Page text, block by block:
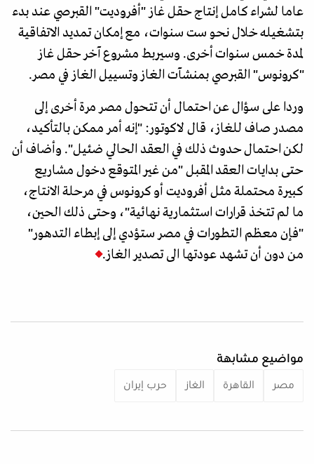
عاما لشراء كامل إنتاج حقل غاز "أفروديت" القبرصي عند بدء
بتشغيله خلال نحو ست سنوات، مع إمكان تمديد الاتفاقية
لمدة خمس سنوات أخرى. وسيربط مشروع آخر حقل غاز
"كرونوس" القبرصي بمنشآت الغاز وتسييل الغاز في مصر.
وردا على سؤال عن احتمال أن تتحول مصر مرة أخرى إلى
مصدر صاف للغاز، قال لاكوتور: "إنه أمر ممكن بالتأكيد،
لكن احتمال حدوث ذلك في العقد الحالي ضئيل". وأضاف أن
حتى بدايات العقد المقبل "من غير المتوقع دخول مشاريع
كبيرة محتملة مثل أفروديت أو كرونوس في مرحلة الانتاج،
ما لم تتخذ قرارات استثمارية نهائية"، وحتى ذلك الحين،
"فإن معظم التطورات في مصر ستؤدي إلى إبطاء التدهور"
من دون أن تشهد عودتها الى تصدير الغاز.
مواضيع مشابهة
مصر القاهرة الغاز حرب إيران